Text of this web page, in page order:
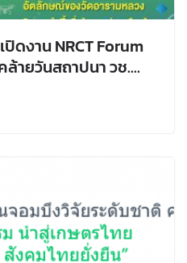
ดงาน NRCT Forum
ล้ายวันสถาปนา วช.